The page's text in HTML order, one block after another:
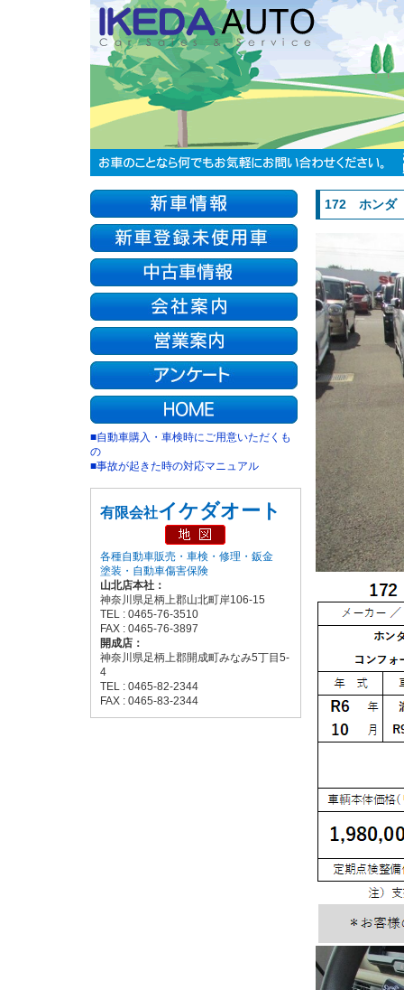
172 ホンダ
■自動車購入・車検時にご用意いただくも
の
■事故が起きた時の対応マニュアル
有限会社イケダオート
各種自動車販売・車検・修理・鈑金
塗装・自動車傷害保険
山北店本社：
神奈川県足柄上郡山北町岸106-15
TEL : 0465-76-3510
FAX : 0465-76-3897
開成店：
神奈川県足柄上郡開成町みなみ5丁目5-
4
TEL : 0465-82-2344
FAX : 0465-83-2344